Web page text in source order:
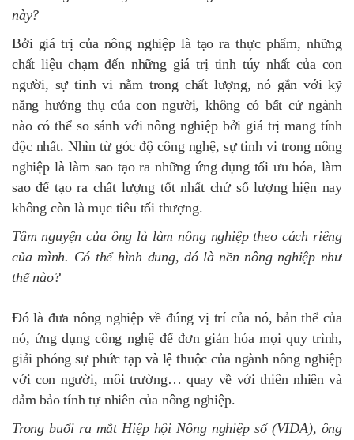
này?
Bởi giá trị của nông nghiệp là tạo ra thực phẩm, những
chất liệu chạm đến những giá trị tinh túy nhất của con
người, sự tinh vi nằm trong chất lượng, nó gắn với kỹ
năng hưởng thụ của con người, không có bất cứ ngành
nào có thể so sánh với nông nghiệp bởi giá trị mang tính
độc nhất. Nhìn từ góc độ công nghệ, sự tinh vi trong nông
nghiệp là làm sao tạo ra những ứng dụng tối ưu hóa, làm
sao để tạo ra chất lượng tốt nhất chứ số lượng hiện nay
không còn là mục tiêu tối thượng.
Tâm nguyện của ông là làm nông nghiệp theo cách riêng
của mình. Có thể hình dung, đó là nền nông nghiệp như
thế nào?
Đó là đưa nông nghiệp về đúng vị trí của nó, bản thể của
nó, ứng dụng công nghệ để đơn giản hóa mọi quy trình,
giải phóng sự phức tạp và lệ thuộc của ngành nông nghiệp
với con người, môi trường… quay về với thiên nhiên và
đảm bảo tính tự nhiên của nông nghiệp.
Trong buổi ra mắt Hiệp hội Nông nghiệp số (VIDA), ông